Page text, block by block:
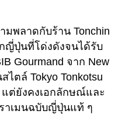
มพลาดกับร้าน Tonchin
ญี่ปุ่นที่โด่งดังจนได้รับ
Gourmand จาก New
ไตล์ Tokyo Tonkotsu
ต่ยังคงเอกลักษณ์และ
าเมนฉบับญี่ปุ่นแท้ ๆ